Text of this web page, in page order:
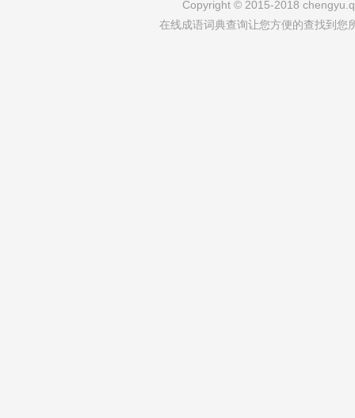
Copyright © 2015-2018
在线成语词典查询让您方便的查找到您